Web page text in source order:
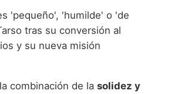
'pequeño', 'humilde' o 'de
tras su conversión al
y su nueva misión
combinación de la solidez y